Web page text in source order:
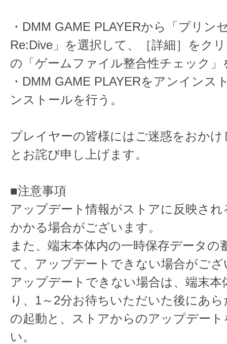
・DMM GAME PLAYERから「プリン
Re:Dive」を選択して、［詳細］をク
の「ゲームファイル整合性チェック」
・DMM GAME PLAYERをアンインス
ンストールを行う。
プレイヤーの皆様にはご迷惑をおか
とお詫び申し上げます。
■注意事項
アップデート情報がストアに反映さ
かかる場合がございます。
また、端末本体内の一時保存データの
て、アップデートできない場合がご
アップデートできない場合は、端末本
り、1～2分お待ちいただいた後にあ
の起動と、ストアからのアップデー
い。